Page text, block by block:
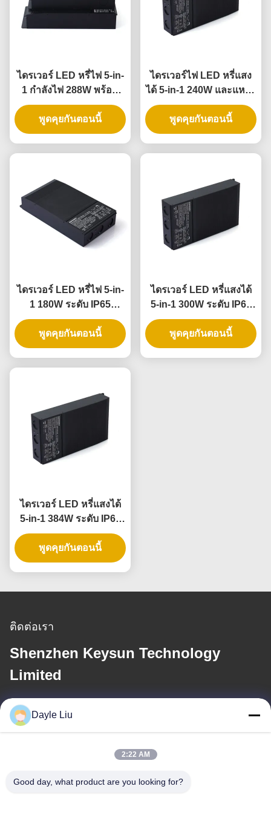
ไดรเวอร์ LED หรี่ไฟ 5-in-
1 กำลังไฟ 288W พร้อม
ระดับ IP65 สำหรับการใช้
งานไฟส่องสว่างทั่วไป
พูดคุยกันตอนนี้
ไดรเวอร์ไฟ LED หรี่แสง
ได้ 5-in-1 240W และแหล่ง
จ่ายไฟ LED หรี่แสงได้,
ระดับ IP65
พูดคุยกันตอนนี้
ไดรเวอร์ LED หรี่ไฟ 5-in-
1 180W ระดับ IP65
สำหรับใช้งานภายนอก
และภายในอาคาร
พูดคุยกันตอนนี้
ไดรเวอร์ LED หรี่แสงได้
5-in-1 300W ระดับ IP65
สำหรับแหล่งจ่ายไฟแบบหรี่
แสงได้
พูดคุยกันตอนนี้
ไดรเวอร์ LED หรี่แสงได้
5-in-1 384W ระดับ IP65
สำหรับไฟเส้น LED และ
โคมไฟห้อย
พูดคุยกันตอนนี้
ติดต่อเรา
Shenzhen Keysun Technology
Limited
อีเมล
power06@szzhpower.com
ที่อยู่ของเรา
Dayle Liu
2:22 AM
Good day, what product are you looking for?